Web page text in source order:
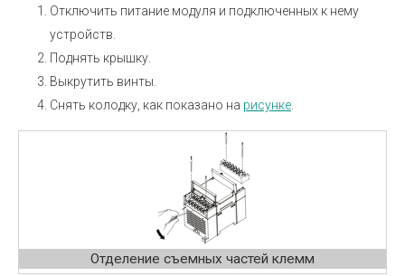
Отключить питание модуля и подключенных к нему
устройств.
Поднять крышку.
Выкрутить винты.
Снять колодку, как показано на рисунке
Отделение съемных частей клемм